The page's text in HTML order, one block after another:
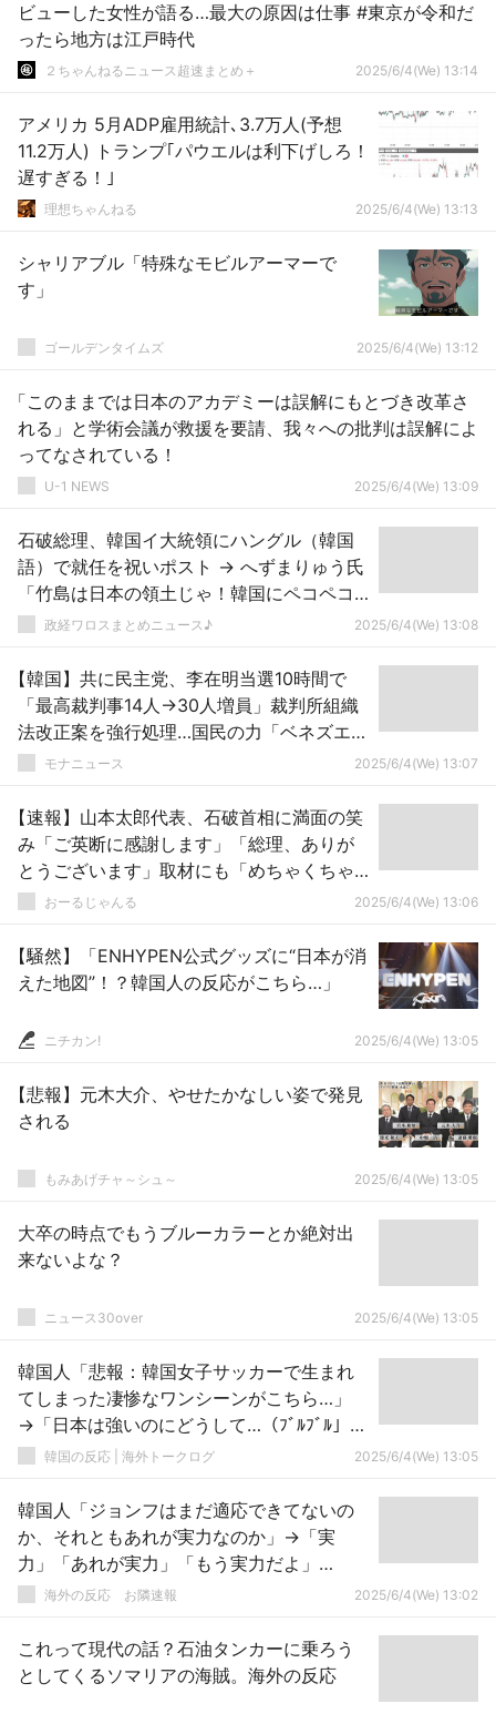
ビューした女性が語る…最大の原因は仕事 #東京が令和だ
ったら地方は江戸時代
２ちゃんねるニュース超速まとめ＋ 2025/6/4(We) 13:14
アメリカ 5月ADP雇用統計､3.7万人(予想
11.2万人) トランプ｢パウエルは利下げしろ！
遅すぎる！｣
理想ちゃんねる 2025/6/4(We) 13:13
シャリアブル「特殊なモビルアーマーで
す」
ゴールデンタイムズ 2025/6/4(We) 13:12
「このままでは日本のアカデミーは誤解にもとづき改革さ
れる」と学術会議が救援を要請、我々への批判は誤解によ
ってなされている！
U-1 NEWS 2025/6/4(We) 13:09
石破総理、韓国イ大統領にハングル（韓国
語）で就任を祝いポスト → へずまりゅう氏
「竹島は日本の領土じゃ！韓国にペコペコ
するんじゃないよ！」
政経ワロスまとめニュース♪ 2025/6/4(We) 13:08
【韓国】共に民主党、李在明当選10時間で
「最高裁判事14人→30人増員」裁判所組織
法改正案を強行処理…国民の力「ベネズエラ
と同じ道」
モナニュース 2025/6/4(We) 13:07
【速報】山本太郎代表、石破首相に満面の笑
み「ご英断に感謝します」「総理、ありが
とうございます」取材にも「めちゃくちゃ
よかったです。これは大きいです。」
おーるじゃんる 2025/6/4(We) 13:06
【騒然】「ENHYPEN公式グッズに“日本が消
えた地図”！？韓国人の反応がこちら…」
ニチカン! 2025/6/4(We) 13:05
【悲報】元木大介、やせたかなしい姿で発見
される
もみあげチャ～シュ～ 2025/6/4(We) 13:05
大卒の時点でもうブルーカラーとか絶対出
来ないよな？
ニュース30over 2025/6/4(We) 13:05
韓国人「悲報：韓国女子サッカーで生まれ
てしまった凄惨なワンシーンがこちら…」
→「日本は強いのにどうして…（ﾌﾞﾙﾌﾞﾙ」＝
韓国の反応
韓国の反応 | 海外トークログ 2025/6/4(We) 13:05
韓国人「ジョンフはまだ適応できてないの
か、それともあれが実力なのか」→「実
力」「あれが実力」「もう実力だよ」
【MLB】
海外の反応 お隣速報 2025/6/4(We) 13:02
これって現代の話？石油タンカーに乗ろう
としてくるソマリアの海賊。海外の反応